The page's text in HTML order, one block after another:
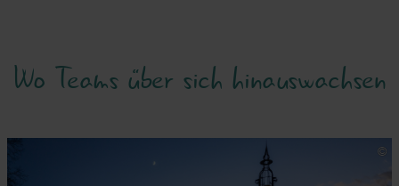
Wo Teams über sich hinauswachsen